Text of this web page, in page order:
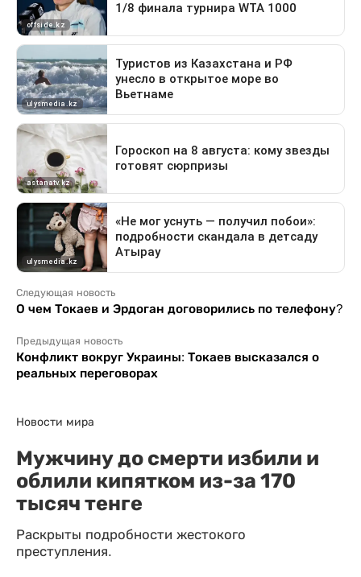
Следующая новость
О чем Токаев и Эрдоган договорились по телефону?
Предыдущая новость
Конфликт вокруг Украины: Токаев высказался о
реальных переговорах
Новости мира
Мужчину до смерти избили и
облили кипятком из-за 170
тысяч тенге
Раскрыты подробности жестокого
преступления.